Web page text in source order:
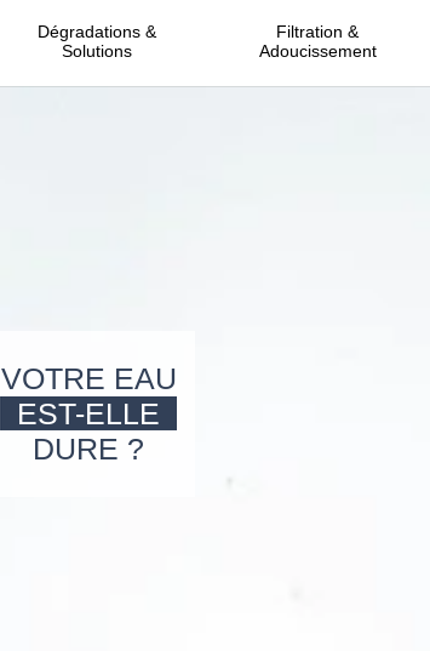
Dégradations &
Solutions
Filtration &
Adoucissement
VOTRE EAU
EST-ELLE
DURE ?